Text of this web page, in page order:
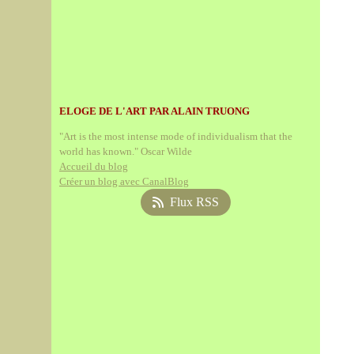
ELOGE DE L'ART PAR ALAIN TRUONG
"Art is the most intense mode of individualism that the
world has known." Oscar Wilde
Accueil du blog
Créer un blog avec CanalBlog
Flux RSS